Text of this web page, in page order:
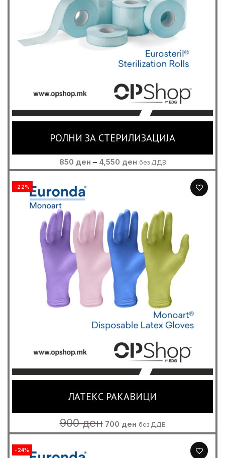
РОЛНИ ЗА СТЕРИЛИЗАЦИЈА
850 ден – 4,550 денPrice
range:
без ДДВ
-22%
ЛАТЕКС РАКАВИЦИ
900ден Original
price
700 ден Current
price
без ДДВ
-24%